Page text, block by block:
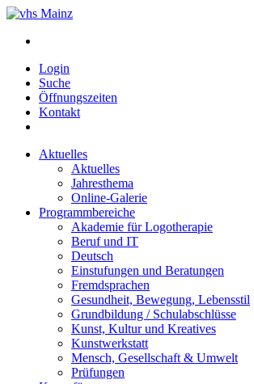
Login
Suche
Öffnungszeiten
Kontakt
Aktuelles
Aktuelles
Jahresthema
Online-Galerie
Programmbereiche
Akademie für Logotherapie
Beruf und IT
Deutsch
Einstufungen und Beratungen
Fremdsprachen
Gesundheit, Bewegung, Lebensstil
Grundbildung / Schulabschlüsse
Kunst, Kultur und Kreatives
Kunstwerkstatt
Mensch, Gesellschaft & Umwelt
Prüfungen